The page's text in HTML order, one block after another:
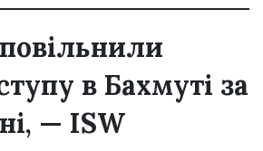
в Бахмуті за
— ISW